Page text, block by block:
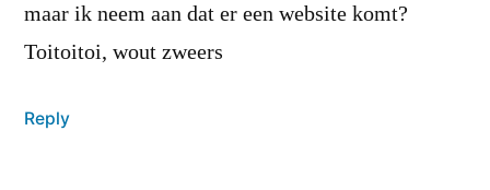
maar ik neem aan dat er een website komt?
Toitoitoi, wout zweers
Reply